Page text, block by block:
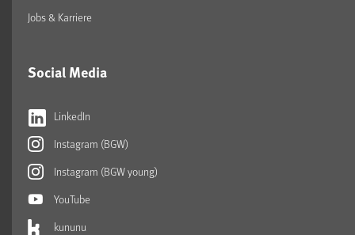
Jobs & Karriere
Social Media
LinkedIn
Instagram (BGW)
Instagram (BGW young)
YouTube
kununu